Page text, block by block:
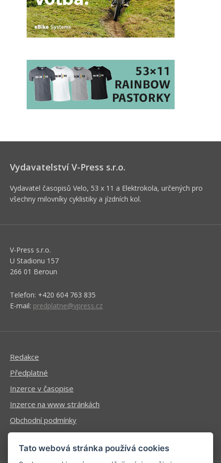
Vydavatelství V-Press s.r.o.
Vydavatel časopisů Velo, 53 x 11 a Elektrokola, určených pro
všechny milovníky cyklistiky a jízdních kol.
V-Press s.r.o.
U Stadionu 157
266 01 Beroun
Telefon: +420 604 763 835
E-mail: predplatne@vpress.cz
Redakce
Předplatné
Inzerce v časopise
Inzerce na www stránkách
Obchodní podmínky
Ochrana osobních údajů
Tato webová stránka používá cookies